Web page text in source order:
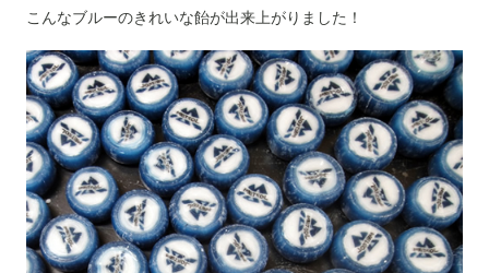
こんなブルーのきれいな飴が出来上がりました！